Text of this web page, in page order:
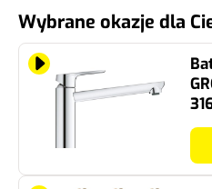
Wybrane okazje dla